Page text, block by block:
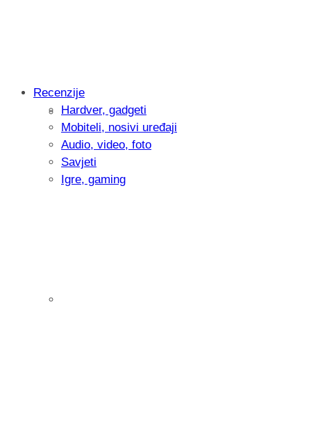
Intervju: Goran Jović, fotograf -
Recenzije
Hardver, gadgeti
Mobiteli, nosivi uređaji
Audio, video, foto
Savjeti
Igre, gaming